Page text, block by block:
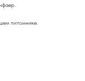
питомнике.